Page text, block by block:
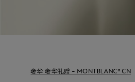
奢华 奢华礼赠 – MONTBLANC® CN